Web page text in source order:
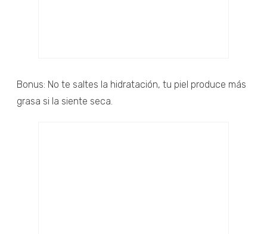
Bonus: No te saltes la hidratación, tu piel produce más
grasa si la siente seca.